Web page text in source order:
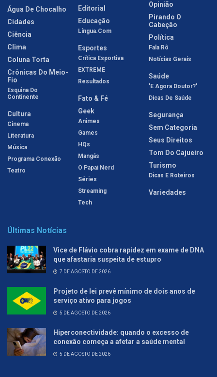
Água De Chocalho
Cidades
Ciência
Clima
Coluna Torta
Crônicas Do Meio-
Fio
Esquina Do
Continente
Cultura
Cinema
Literatura
Música
Programa Conexão
Teatro
Editorial
Educação
Língua.com
Esportes
Crítica Esportiva
EXTREME
Resultados
Fato & Fé
Geek
Animes
Games
HQs
Mangás
O Papai Nerd
Séries
Streaming
Tech
Opinião
Pirando O
Cabeção
Política
Fala Rô
Notícias Gerais
Saúde
'E Agora Doutor?'
Dicas De Saúde
Segurança
Sem Categoria
Seus Direitos
Tom Do Cajueiro
Turismo
Dicas E Roteiros
Variedades
Últimas Notícias
Vice de Flávio cobra rapidez em exame de DNA
que afastaria suspeita de estupro
7 DE AGOSTO DE 2026
Projeto de lei prevê mínimo de dois anos de
serviço ativo para jogos
5 DE AGOSTO DE 2026
Hiperconectividade: quando o excesso de
conexão começa a afetar a saúde mental
5 DE AGOSTO DE 2026